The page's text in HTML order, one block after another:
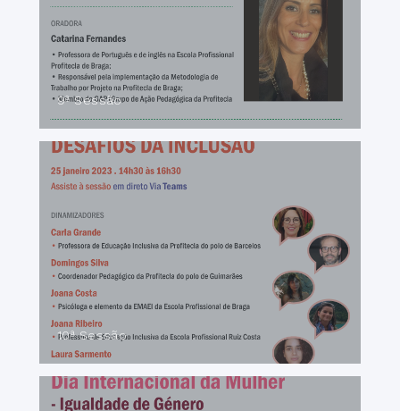
9ª Sessão
10ª Sessão